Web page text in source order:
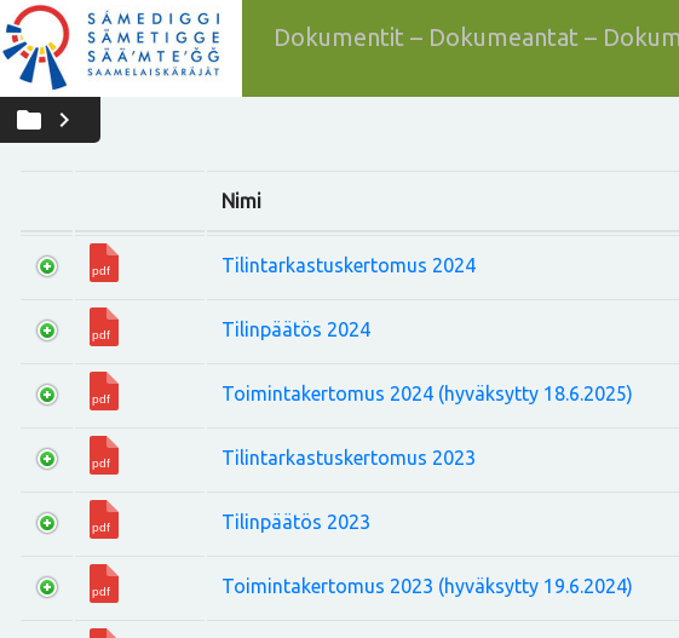
Dokumentit – Dokumeantat –
folder chevron_right
Nimi
Tilintarkastuskertomus 2024
Tilinpäätös 2024
Toimintakertomus 2024 (hyväksytty 18.6.2025)
Tilintarkastuskertomus 2023
Tilinpäätös 2023
Toimintakertomus 2023 (hyväksytty 19.6.2024)